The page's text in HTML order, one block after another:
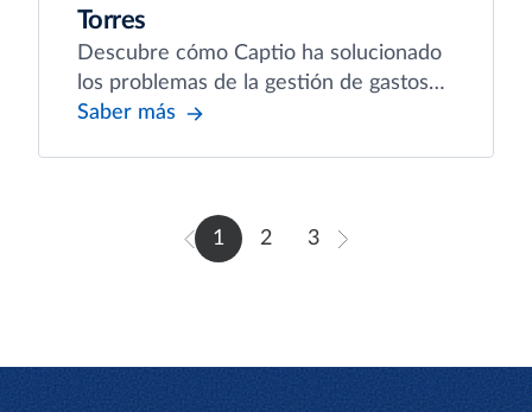
Torres
Descubre cómo Captio ha solucionado
los problemas de la gestión de gastos
de viaje en TORRES
Saber más
1 2 3